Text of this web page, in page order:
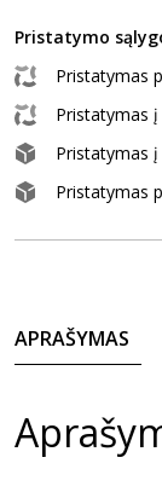
Pristatymo
Pristatymas
Pristatymas
Pristatymas
Pristatymas
APRAŠYMAS